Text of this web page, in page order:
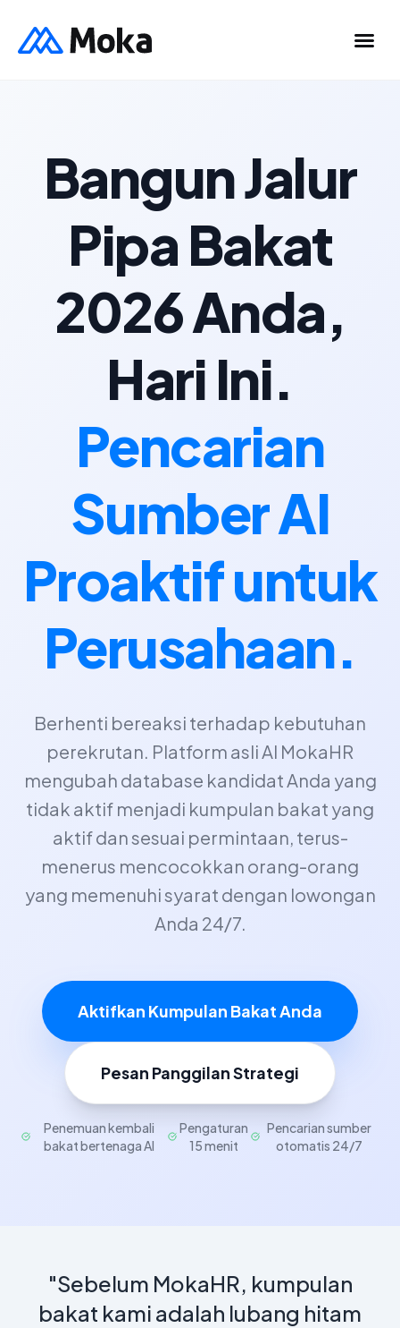
Bangun Jalur
Pipa Bakat
2026 Anda,
Hari Ini.
Pencarian
Sumber AI
Proaktif untuk
Perusahaan.
Berhenti bereaksi terhadap kebutuhan
perekrutan. Platform asli AI MokaHR
mengubah database kandidat Anda yang
tidak aktif menjadi kumpulan bakat yang
aktif dan sesuai permintaan, terus-
menerus mencocokkan orang-orang
yang memenuhi syarat dengan lowongan
Anda 24/7.
Aktifkan Kumpulan Bakat Anda
Pesan Panggilan Strategi
Penemuan kembali
bakat bertenaga AI
Pengaturan
15 menit
Pencarian sumber
otomatis 24/7
"Sebelum MokaHR, kumpulan
bakat kami adalah lubang hitam